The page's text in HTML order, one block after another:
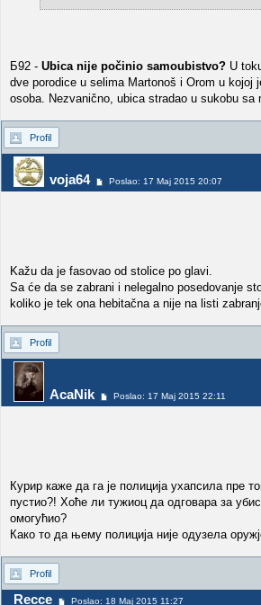
Б92 - Ubica nije počinio samoubistvo? U
dve porodice u selima Martonoš i Orom u kojoj
osoba. Nezvanično, ubica stradao u sukobu sa
Profil
voja64 Poslao: 17 Maj 2015 20:07
Kažu da je fasovao od stolice po glavi.
Sa će da se zabrani i nelegalno posedovanje
koliko je tek ona hebitačna a nije na listi
Profil
AcaNik Poslao: 17 Maj 2015 22:11
Курир каже да га је полиција ухапсила пре
пустио?! Хоће ли тужиоц да одговара за
омогућио?
Како то да њему полиција није одузела
Profil
Recce Poslao: 18 Maj 2015 11:27